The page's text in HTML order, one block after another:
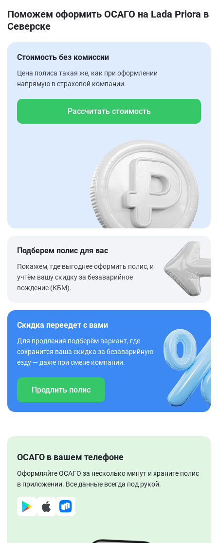
Поможем оформить ОСАГО на Lada Priora в
Северске
Стоимость без комиссии
Цена полиса такая же, как при оформлении
напрямую в страховой компании.
Рассчитать стоимость
Подберем полис для вас
Покажем, где выгоднее оформить полис, и
учтём вашу скидку за безаварийное
вождение (КБМ).
Скидка переедет с вами
Для продления подберём вариант, где
сохранится ваша скидка за безаварийную
езду — даже при смене компании.
Продлить полис
ОСАГО в вашем телефоне
Оформляйте ОСАГО за несколько минут и храните полис
в приложении. Все данные всегда под рукой.